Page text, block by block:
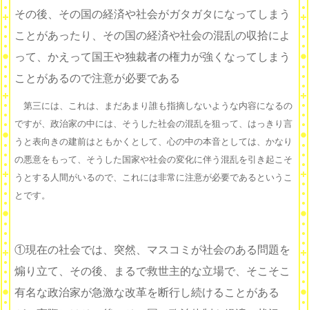
その後、その国の経済や社会がガタガタになってしまう
ことがあったり、その国の経済や社会の混乱の収拾によ
って、かえって国王や独裁者の権力が強くなってしまう
ことがあるので注意が必要である
第三には、これは、まだあまり誰も指摘しないような内容になるの
ですが、政治家の中には、そうした社会の混乱を狙って、はっきり言
うと表向きの建前はともかくとして、心の中の本音としては、かなり
の悪意をもって、そうした国家や社会の変化に伴う混乱を引き起こそ
うとする人間がいるので、これには非常に注意が必要であるというこ
とです。
①現在の社会では、突然、マスコミが社会のある問題を
煽り立て、その後、まるで救世主的な立場で、そこそこ
有名な政治家が急激な改革を断行し続けることがある